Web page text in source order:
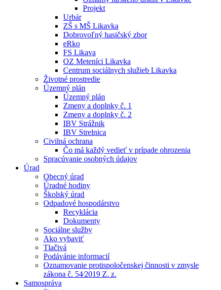
Projekt
Urbár
ZŠ s MŠ Likavka
Dobrovoľný hasičský zbor
eRko
FS Likava
OZ Meteníci Likavka
Centrum sociálnych služieb Likavka
Životné prostredie
Územný plán
Územný plán
Zmeny a doplnky č. 1
Zmeny a doplnky č. 2
IBV Strážnik
IBV Strelnica
Civilná ochrana
Čo má každý vedieť v prípade ohrozenia
Spracúvanie osobných údajov
Úrad
Obecný úrad
Úradné hodiny
Školský úrad
Odpadové hospodárstvo
Recyklácia
Dokumenty
Sociálne služby
Ako vybaviť
Tlačivá
Podávánie informacií
Oznamovanie protispoločenskej činnosti v zmysle
zákona č. 54⁄2019 Z. z.
Samospráva